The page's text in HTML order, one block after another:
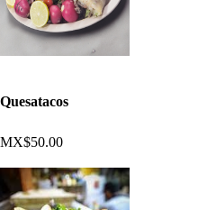
Quesatacos
MX$50.00